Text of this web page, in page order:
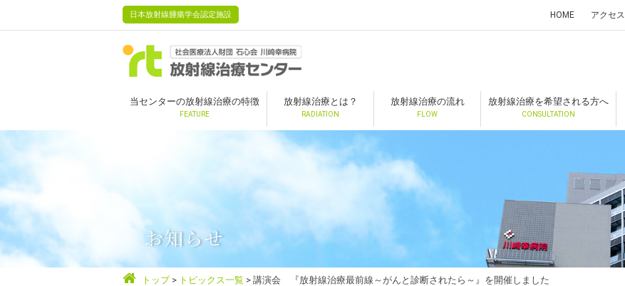
日本放射線腫瘍学会認定施設 HOME アクセス
当センターの放射線治療の特徴
FEATURE
放射線治療とは？
RADIATION
放射線治療の流れ
FLOW
放射線治療を希望される方へ
CONSULTATION
お知らせ
トップ トピックス一覧 講演会 『放射線治療最前線～がんと診断されたら～』を開催しました